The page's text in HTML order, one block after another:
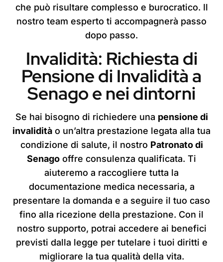
che può risultare complesso e burocratico. Il
nostro team esperto ti accompagnerà passo
dopo passo.
Invalidità: Richiesta di
Pensione di Invalidità a
Senago e nei dintorni
Se hai bisogno di richiedere una pensione di
invalidità o un’altra prestazione legata alla tua
condizione di salute, il nostro Patronato di
Senago offre consulenza qualificata. Ti
aiuteremo a raccogliere tutta la
documentazione medica necessaria, a
presentare la domanda e a seguire il tuo caso
fino alla ricezione della prestazione. Con il
nostro supporto, potrai accedere ai benefici
previsti dalla legge per tutelare i tuoi diritti e
migliorare la tua qualità della vita.